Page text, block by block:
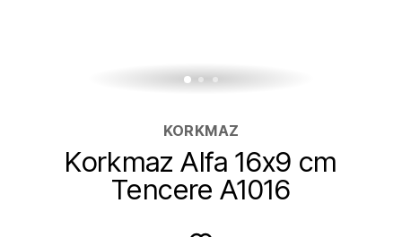
KORKMAZ
Korkmaz Alfa 16x9 cm
Tencere A1016